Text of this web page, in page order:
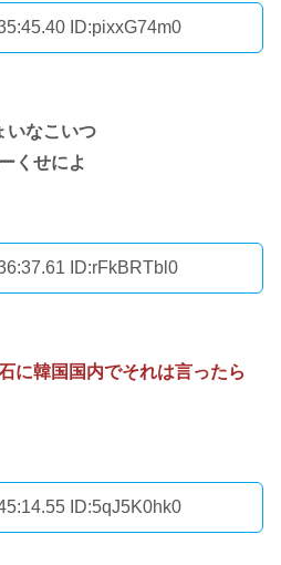
ID:pixxG74m0
いなこいつ
くせによ
ID:rFkBRTbl0
に韓国国内でそれは言ったら
ID:5qJ5K0hk0